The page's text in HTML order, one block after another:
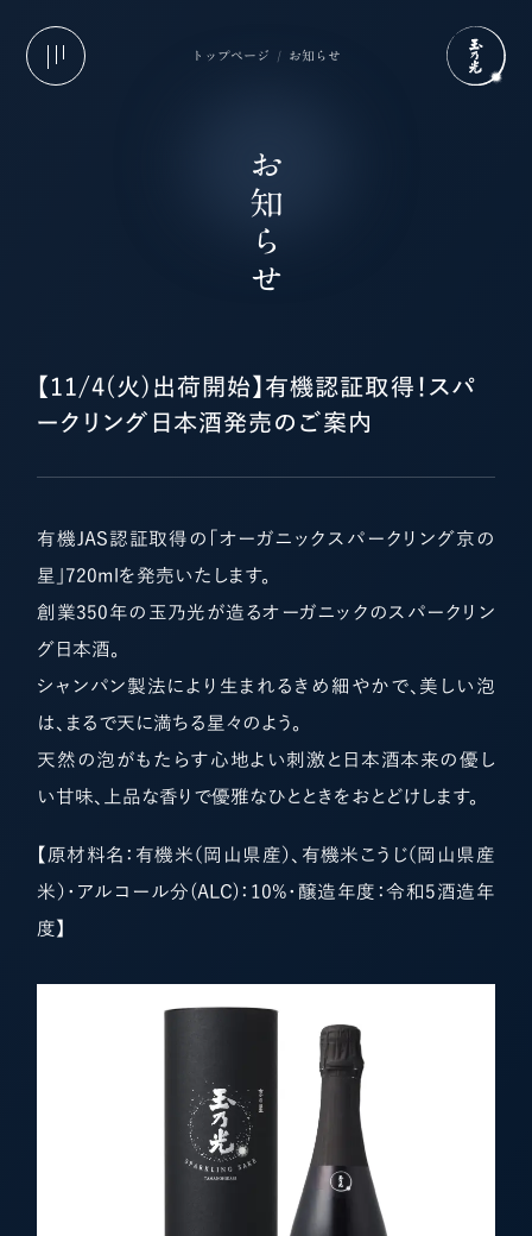
トップページ お知らせ
お知らせ
【11/4(火)出荷開始】有機認証取得！スパ
ークリング日本酒発売のご案内
有機JAS認証取得の「オーガニックスパークリング京の
星」720mlを発売いたします。
創業350年の玉乃光が造るオーガニックのスパークリン
グ日本酒。
シャンパン製法により生まれるきめ細やかで、美しい泡
は、まるで天に満ちる星々のよう。
天然の泡がもたらす心地よい刺激と日本酒本来の優し
い甘味、上品な香りで優雅なひとときをおとどけします。
【原材料名：有機米（岡山県産）、有機米こうじ（岡山県産
米）・アルコール分(ALC)：10%・醸造年度：令和5酒造年
度】